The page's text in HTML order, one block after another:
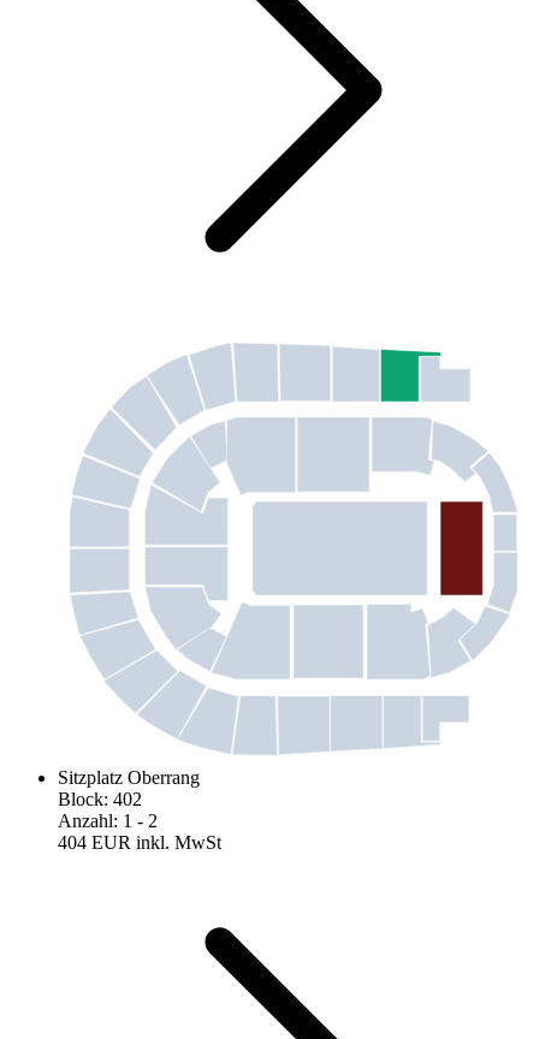
Sitzplatz Oberrang
Block: 402
Anzahl: 1 - 2
404 EUR inkl. MwSt